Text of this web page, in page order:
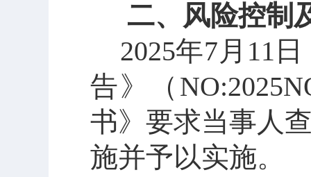
二、风险控制
2025年7月11
告》（ NO:
书》要求当事人
施并予以实施。